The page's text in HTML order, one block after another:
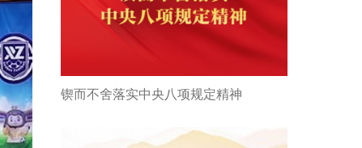
锲而不舍落实中央八项规定精神